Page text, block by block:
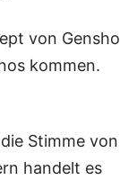
von Gensho
kommen.
handelt es